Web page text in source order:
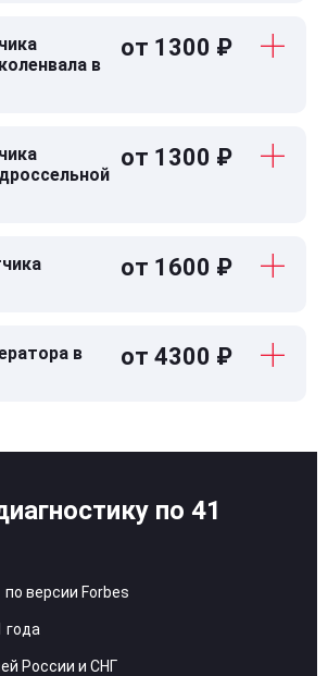
в
от 1300 ₽
от 1300 ₽
от 1600 ₽
в
от 4300 ₽
по 41
версии Forbes
года
России и СНГ